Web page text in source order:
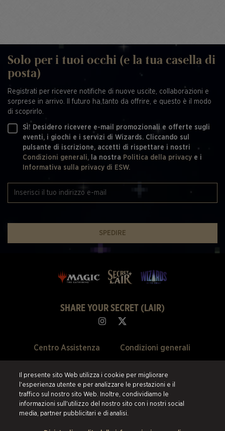
Solo per i tuoi occhi (e la tua casella di
posta)
Registrati per ricevere notifiche di nuove uscite, collaborazioni e
sorprese in arrivo. Il futuro ha tanto da offrire, e questo è il modo
di scoprirlo.
SÌ! Desidero ricevere e-mail promozionali e offerte sugli
eventi, i giochi e i servizi di Wizards. Cliccando sul
pulsante di iscrizione, accetti di rispettare i nostri
Condizioni generali,
la nostra Politica della privacy e i
Informativa sulla privacy di ESW.
SPEDIRE
SHARE YOUR SECRET (LAIR)
Centro Assistenza
Svendite Passate
Preferenze Cookie
Condizioni generali
Politica di rimborso
Il presente sito Web utilizza i cookie per migliorare
l'esperienza utente e per analizzare le prestazioni e il
traffico sul nostro sito Web. Inoltre, condividiamo le
informazioni sull'utilizzo del nostro sito con i nostri social
media, partner pubblicitari e di analisi.